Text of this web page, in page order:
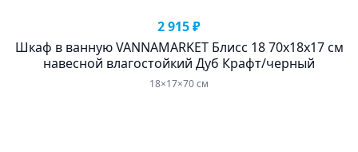
2 915 ₽
Шкаф в ванную VANNAMARKET Блисс 18 70х18х17 см
навесной влагостойкий Дуб Крафт/черный
18×17×70 см